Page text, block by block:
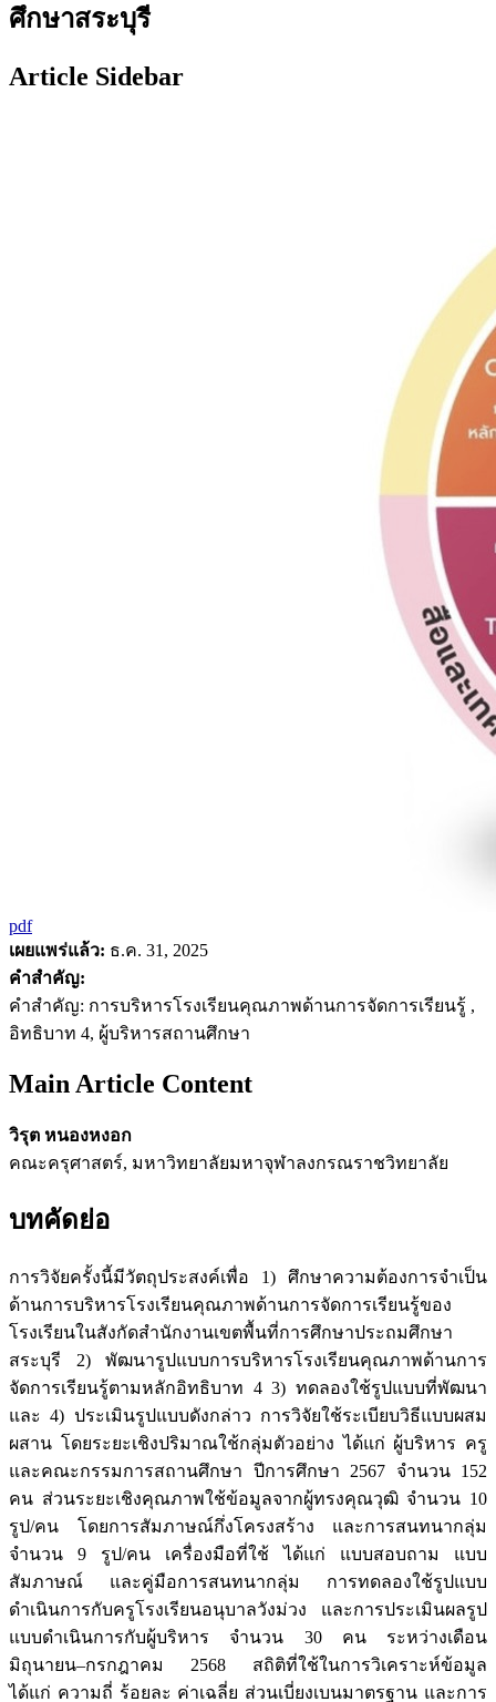
ศึกษาสระบุรี
Article Sidebar
pdf
เผยแพร่แล้ว: ธ.ค. 31, 2025
คำสำคัญ:
คำสำคัญ: การบริหารโรงเรียนคุณภาพด้านการจัดการเรียนรู้ ,
อิทธิบาท 4, ผู้บริหารสถานศึกษา
Main Article Content
วิรุต หนองหงอก
คณะครุศาสตร์, มหาวิทยาลัยมหาจุฬาลงกรณราชวิทยาลัย
บทคัดย่อ
การวิจัยครั้งนี้มีวัตถุประสงค์เพื่อ 1) ศึกษาความต้องการจำเป็น
ด้านการบริหารโรงเรียนคุณภาพด้านการจัดการเรียนรู้ของ
โรงเรียนในสังกัดสำนักงานเขตพื้นที่การศึกษาประถมศึกษา
สระบุรี 2) พัฒนารูปแบบการบริหารโรงเรียนคุณภาพด้านการ
จัดการเรียนรู้ตามหลักอิทธิบาท 4 3) ทดลองใช้รูปแบบที่พัฒนา
และ 4) ประเมินรูปแบบดังกล่าว การวิจัยใช้ระเบียบวิธีแบบผสม
ผสาน โดยระยะเชิงปริมาณใช้กลุ่มตัวอย่าง ได้แก่ ผู้บริหาร ครู
และคณะกรรมการสถานศึกษา ปีการศึกษา 2567 จำนวน 152
คน ส่วนระยะเชิงคุณภาพใช้ข้อมูลจากผู้ทรงคุณวุฒิ จำนวน 10
รูป/คน โดยการสัมภาษณ์กึ่งโครงสร้าง และการสนทนากลุ่ม
จำนวน 9 รูป/คน เครื่องมือที่ใช้ ได้แก่ แบบสอบถาม แบบ
สัมภาษณ์ และคู่มือการสนทนากลุ่ม การทดลองใช้รูปแบบ
ดำเนินการกับครูโรงเรียนอนุบาลวังม่วง และการประเมินผลรูป
แบบดำเนินการกับผู้บริหาร จำนวน 30 คน ระหว่างเดือน
มิถุนายน–กรกฎาคม 2568 สถิติที่ใช้ในการวิเคราะห์ข้อมูล
ได้แก่ ความถี่ ร้อยละ ค่าเฉลี่ย ส่วนเบี่ยงเบนมาตรฐาน และการ